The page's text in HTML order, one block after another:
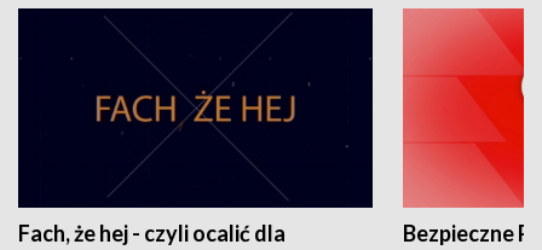
Fach, że hej - czyli ocalić dla
Bezpieczne